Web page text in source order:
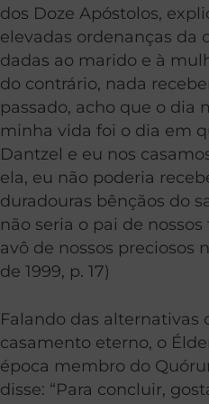
dos Doze Apóstolos,
elevadas ordenanças da
dadas ao marido e à
do contrário, nada
passado, acho que o dia
minha vida foi o dia em
Dantzel e eu nos
ela, eu não poderia
duradouras bênçãos do
não seria o pai de
avô de nossos preciosos
de 1999, p. 17)
Falando das alternativas
casamento eterno, o
época membro do
disse: “Para concluir,